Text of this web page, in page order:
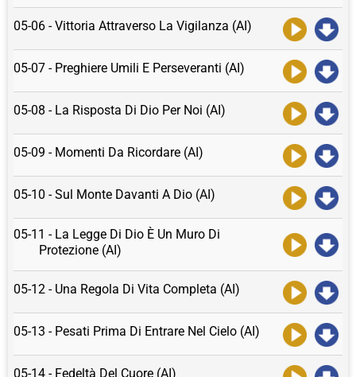
05-06 - Vittoria Attraverso La Vigilanza (AI)
05-07 - Preghiere Umili E Perseveranti (AI)
05-08 - La Risposta Di Dio Per Noi (AI)
05-09 - Momenti Da Ricordare (AI)
05-10 - Sul Monte Davanti A Dio (AI)
05-11 - La Legge Di Dio È Un Muro Di
Protezione (AI)
05-12 - Una Regola Di Vita Completa (AI)
05-13 - Pesati Prima Di Entrare Nel Cielo (AI)
05-14 - Fedeltà Del Cuore (AI)